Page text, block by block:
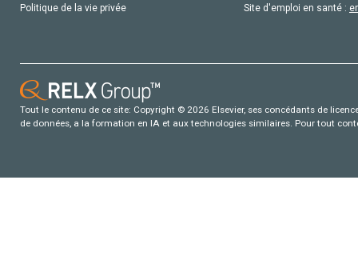
Politique de la vie privée
Site d'emploi en santé :
Tout le contenu de ce site: Copyright © 2026 Elsevier, ses concédants de
de données, a la formation en IA et aux technologies similaires. Pour tout